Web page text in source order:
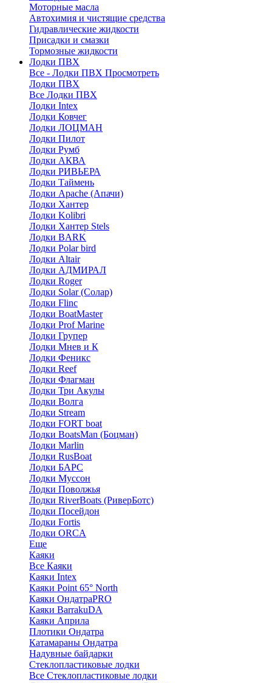
Моторные масла
Автохимия и чистящие средства
Гидравлические жидкости
Присадки и смазки
Тормозные жидкости
Лодки ПВХ
Все - Лодки ПВХ Просмотреть
Лодки ПВХ
Все Лодки ПВХ
Лодки Intex
Лодки Ковчег
Лодки ЛОЦМАН
Лодки Пилот
Лодки Румб
Лодки АКВА
Лодки РИВЬЕРА
Лодки Таймень
Лодки Apache (Апачи)
Лодки Хантер
Лодки Kolibri
Лодки Хантер Stels
Лодки BARK
Лодки Polar bird
Лодки Altair
Лодки АДМИРАЛ
Лодки Roger
Лодки Solar (Солар)
Лодки Flinc
Лодки BoatMaster
Лодки Prof Marine
Лодки Групер
Лодки Мнев и К
Лодки Феникс
Лодки Reef
Лодки Флагман
Лодки Три Акулы
Лодки Волга
Лодки Stream
Лодки FORT boat
Лодки BoatsMan (Боцман)
Лодки Marlin
Лодки RusBoat
Лодки БАРС
Лодки Муссон
Лодки Поволжья
Лодки RiverBoats (РиверБотс)
Лодки Посейдон
Лодки Fortis
Лодки ORCA
Еще
Каяки
Все Каяки
Каяки Intex
Каяки Point 65° North
Каяки ОндатраPRO
Каяки BarrakuDA
Каяки Априла
Плотики Ондатра
Катамараны Ондатра
Надувные байдарки
Стеклопластиковые лодки
Все Стеклопластиковые лодки